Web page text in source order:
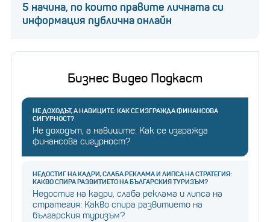
5 начина, по които правите личната си
информация публична онлайн
Бизнес Видео Подкаст
НЕ ДОХОДЪТ, А НАВИЦИТЕ: КАК СЕ ИЗГРАЖДА ФИНАНСОВА
СИГУРНОСТ?
Не доходът, а навиците: Как се изгражда
финансова сигурност?
НЕДОСТИГ НА КАДРИ, СЛАБА РЕКЛАМА И ЛИПСА НА СТРАТЕГИЯ:
КАКВО СПИРА РАЗВИТИЕТО НА БЪЛГАРСКИЯ ТУРИЗЪМ?
Недостиг на кадри, слаба реклама и липса на
стратегия: Какво спира развитието на
българския туризъм?